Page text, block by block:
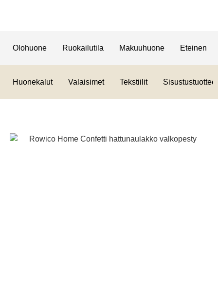
Olohuone Ruokailutila Makuuhuone Eteinen
Huonekalut Valaisimet Tekstiilit Sisustustuotteet